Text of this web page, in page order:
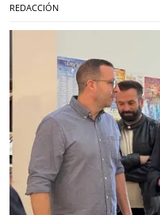
REDACCIÓN